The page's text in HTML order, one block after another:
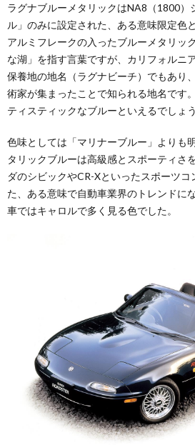
ラグナブルーメタリックはNA8（1800）
ル」のみに設定された、ある意味限定色
アルミフレークの入ったブルーメタリッ
な湖」を指す言葉ですが、カリフォルニ
保養地の地名（ラグナビーチ）でもあり
術家が集まったことで知られる地名です
ティスティックなブルーといえるでしょう
色味としては「マリナーブルー」よりも
タリックブルーは高級感とスポーティさ
ダのシビックやCR-Xといったスポーツ
た、ある意味で自動車業界のトレンドに
車ではキャロルで多く見る色でした。